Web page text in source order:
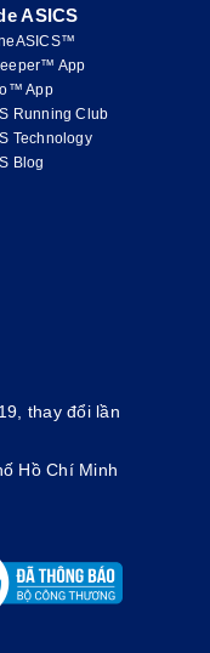
ASICS
App
App
Running Club
Technology
Blog
thay đổi lần
Hồ Chí Minh